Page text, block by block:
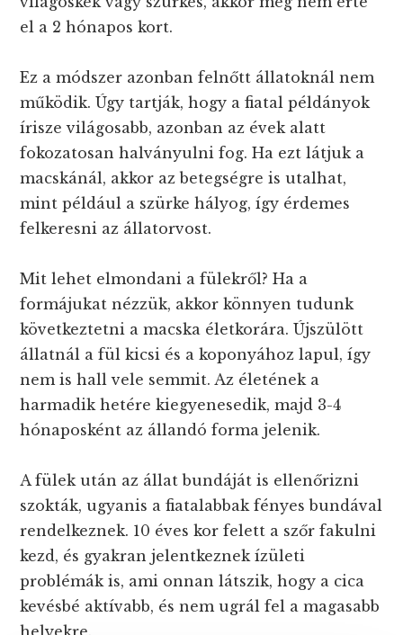
el a 2 hónapos kort.
Ez a módszer azonban felnőtt állatoknál nem
működik. Úgy tartják, hogy a fiatal példányok
írisze világosabb, azonban az évek alatt
fokozatosan halványulni fog. Ha ezt látjuk a
macskánál, akkor az betegségre is utalhat,
mint például a szürke hályog, így érdemes
felkeresni az állatorvost.
Mit lehet elmondani a fülekről? Ha a
formájukat nézzük, akkor könnyen tudunk
következtetni a macska életkorára. Újszülött
állatnál a fül kicsi és a koponyához lapul, így
nem is hall vele semmit. Az életének a
harmadik hetére kiegyenesedik, majd 3-4
hónaposként az állandó forma jelenik.
A fülek után az állat bundáját is ellenőrizni
szokták, ugyanis a fiatalabbak fényes bundával
rendelkeznek. 10 éves kor felett a szőr fakulni
kezd, és gyakran jelentkeznek ízületi
problémák is, ami onnan látszik, hogy a cica
kevésbé aktívabb, és nem ugrál fel a magasabb